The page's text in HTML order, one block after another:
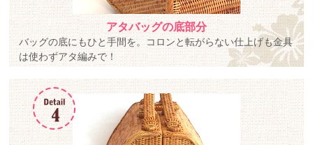
アタバッグの底部分
バッグの底にもひと手間を。コロンと転がらない仕上げも金具
は使わずアタ編みで！